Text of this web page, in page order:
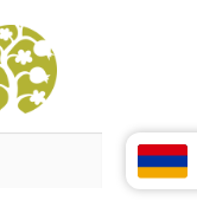
Abril
Books
Living
Armenian